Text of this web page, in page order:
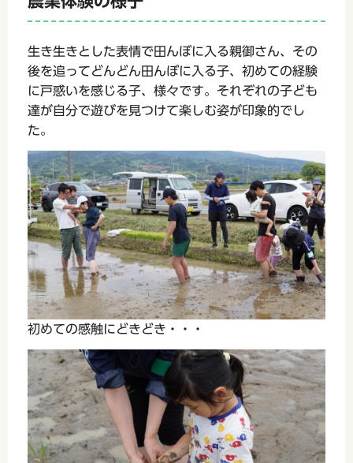
生き生きとした表情で田んぼに入る親御さん、その
後を追ってどんどん田んぼに入る子、初めての経験
に戸惑いを感じる子、様々です。それぞれの子ども
達が自分で遊びを見つけて楽しむ姿が印象的でし
た。
初めての感触にどきどき・・・